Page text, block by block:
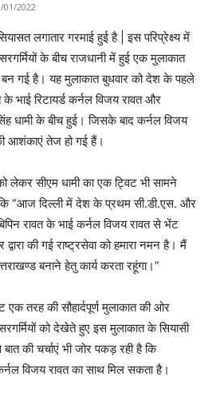
01/2022
लगातार गरमाई हुई है | इस परिप्रेक्ष्य में
के बीच राजधानी में हुई एक मुलाकात
बन गई है। यह मुलाकात बुधवार को देश के पहले
भाई रिटायर्ड कर्नल विजय रावत और
धामी के बीच हुई। जिसके बाद कर्नल विजय
आशंकाएं तेज हो गई हैं।
लेकर सीएम धामी का एक ट्विट भी सामने
“आज दिल्ली में देश के प्रथम सी.डी.एस. और
रावत के भाई कर्नल विजय रावत से भेंट
की गई राष्ट्रसेवा को हमारा नमन है। मैं
बनाने हेतु कार्य करता रहूंगा।”
एक तरह की सौहार्दपूर्ण मुलाकात की ओर
को देखेते हुए इस मुलाकात के सियासी
की चर्चाएं भी जोर पकड़ रही है कि
विजय रावत का साथ मिल सकता है।